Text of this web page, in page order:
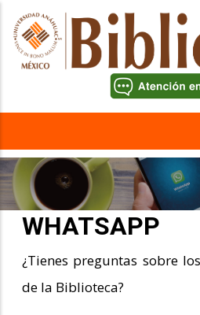
Pasar
contenido
WHATSAPP
¿Tienes preguntas sobre
de la Biblioteca?